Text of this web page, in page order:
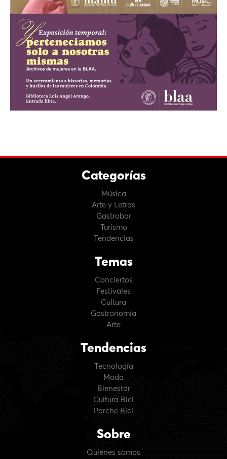
Categorías
Música
Arte y Letras
Gastrobar
Turismo
Tendencias
Temas
Conciertos
Festivales
Cultura
Gastronomía
Arte
Tendencias
Tecnología
Moda
Bienestar
Cultura Bici
Parche Bici
Sobre
Quiénes somos